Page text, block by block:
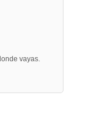
vayas.